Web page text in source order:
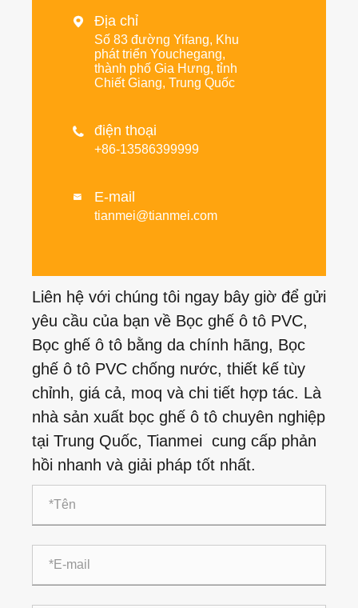
 Địa chỉ
Số 83 đường Yifang, Khu
phát triển Youchegang,
thành phố Gia Hưng, tỉnh
Chiết Giang, Trung Quốc
 điện thoại
+86-13586399999
 E-mail
tianmei@tianmei.com
Liên hệ với chúng tôi ngay bây giờ để gửi
yêu cầu của bạn về Bọc ghế ô tô PVC,
Bọc ghế ô tô bằng da chính hãng, Bọc
ghế ô tô PVC chống nước, thiết kế tùy
chỉnh, giá cả, moq và chi tiết hợp tác. Là
nhà sản xuất bọc ghế ô tô chuyên nghiệp
tại Trung Quốc, Tianmei cung cấp phản
hồi nhanh và giải pháp tốt nhất.